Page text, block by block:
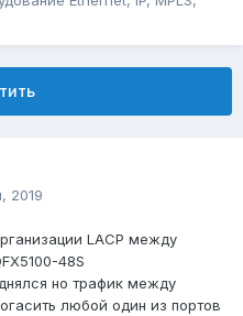
2019
LACP между
48S
но трафик между
любой один из портов